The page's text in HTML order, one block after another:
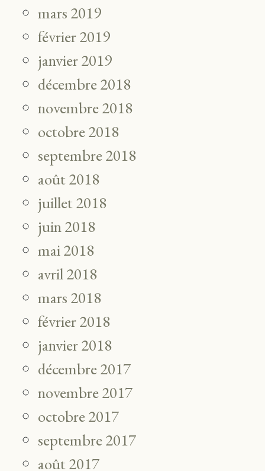
mars 2019
février 2019
janvier 2019
décembre 2018
novembre 2018
octobre 2018
septembre 2018
août 2018
juillet 2018
juin 2018
mai 2018
avril 2018
mars 2018
février 2018
janvier 2018
décembre 2017
novembre 2017
octobre 2017
septembre 2017
août 2017